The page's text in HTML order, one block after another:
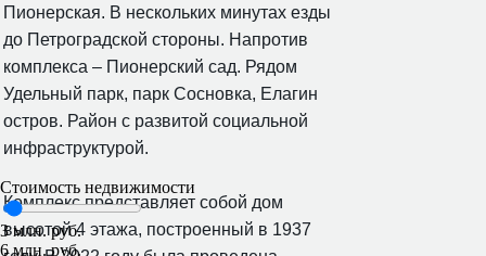
Пионерская. В нескольких минутах езды
до Петроградской стороны. Напротив
комплекса – Пионерский сад. Рядом
Удельный парк, парк Сосновка, Елагин
остров. Район с развитой социальной
инфраструктурой.
Комплекс представляет собой дом
высотой 4 этажа, построенный в 1937
Стоимость недвижимости
3 млн. руб.
6 млн. руб.